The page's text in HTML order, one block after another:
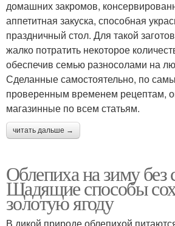
домашних закромов,
аппетитная закуска, способная
праздничный стол. Для такой
жалко потратить некоторое
обеспечив семью разносолами на
Сделанные самостоятельно, по
проверенным временем рецептам,
магазинные по всем статьям.
читать дальше →
Облепиха на зиму без
Щадящие способы
золотую ягоду
В дикой природе облепихой